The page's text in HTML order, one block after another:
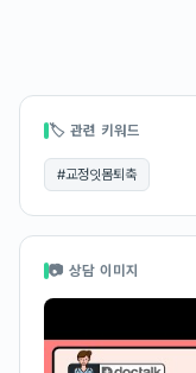
🏷 관련 키워드
#교정잇몸퇴축
📷 상담 이미지